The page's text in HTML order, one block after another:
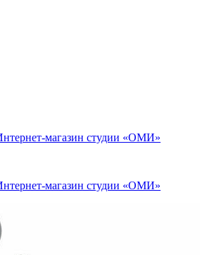
магазин студии «ОМИ»
магазин студии «ОМИ»